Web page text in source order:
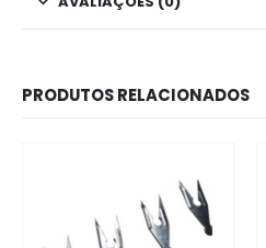
PRODUTOS RELACIONADOS